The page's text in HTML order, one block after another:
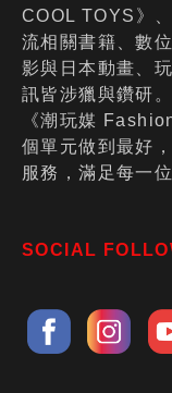
COOL TOYS》
流相關書籍、數
影與日本動畫、
訊皆涉獵與鑽研。
《潮玩媒
個單元做到最好
服務，滿足每一
SOCIAL